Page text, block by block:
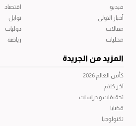
فيديو
أخبار الاولى
مقالات
محليات
اقتصاد
توابل
دوليات
رياضة
المزيد من الجريدة
كأس العالم 2026
آخر كلام
تحقيقات و دراسات
قضايا
تكنولوجيا